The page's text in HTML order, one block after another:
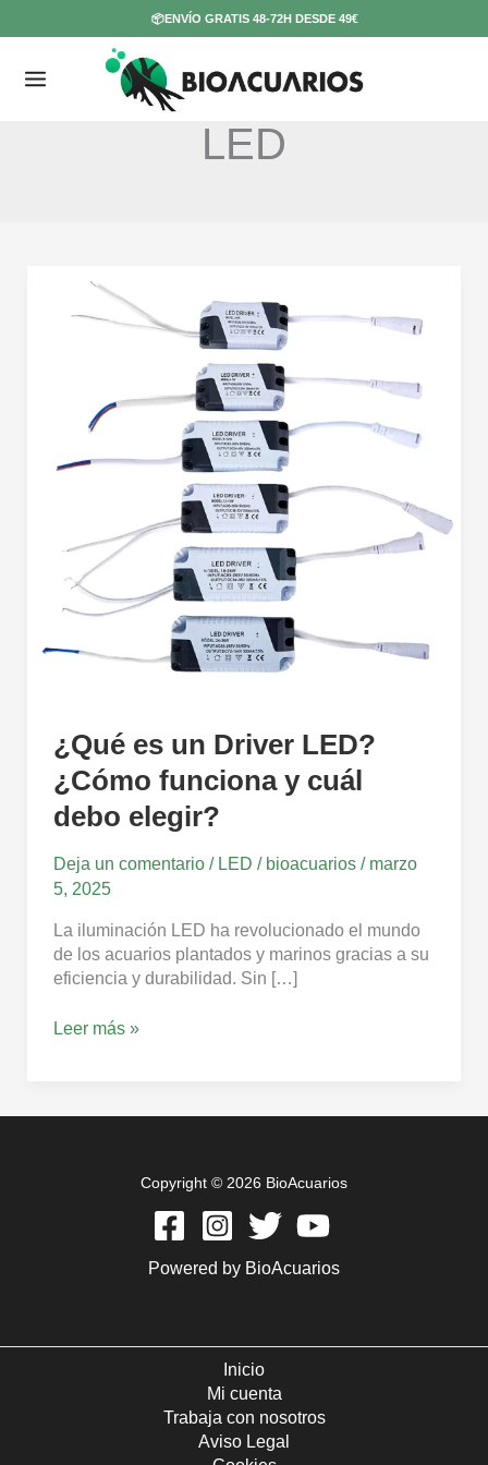
al
📦ENVÍO GRATIS 48-72H DESDE 49€
LED
¿Qué es un Driver LED?
¿Cómo funciona y cuál
debo elegir?
Deja un comentario / LED / bioacuarios / marzo
5, 2025
La iluminación LED ha revolucionado el mundo
de los acuarios plantados y marinos gracias a su
eficiencia y durabilidad. Sin […]
funciona
cuál
Leer más »
Copyright © 2026 BioAcuarios
Powered by BioAcuarios
Inicio
Mi cuenta
Trabaja con nosotros
Aviso Legal